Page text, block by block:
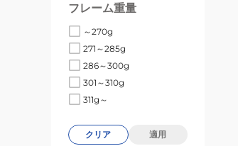
フレーム重量
～270g
271～285g
286～300g
301～310g
311g～
クリア 適用